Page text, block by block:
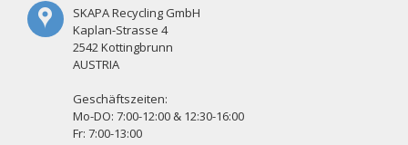
SKAPA Recycling GmbH
Kaplan-Strasse 4
2542 Kottingbrunn
AUSTRIA
Geschäftszeiten:
Mo-DO: 7:00-12:00 & 12:30-16:00
Fr: 7:00-13:00